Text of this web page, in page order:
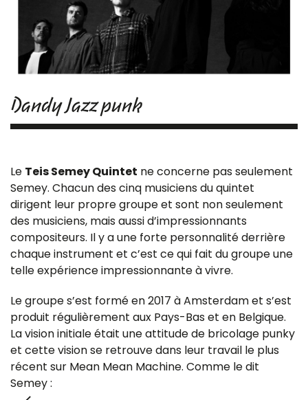
Dandy Jazz punk
Le Teis Semey Quintet ne concerne pas seulement
Semey. Chacun des cinq musiciens du quintet
dirigent leur propre groupe et sont non seulement
des musiciens, mais aussi d’impressionnants
compositeurs. Il y a une forte personnalité derrière
chaque instrument et c’est ce qui fait du groupe une
telle expérience impressionnante à vivre.
Le groupe s’est formé en 2017 à Amsterdam et s’est
produit régulièrement aux Pays-Bas et en Belgique.
La vision initiale était une attitude de bricolage punky
et cette vision se retrouve dans leur travail le plus
récent sur Mean Mean Machine. Comme le dit
Semey :